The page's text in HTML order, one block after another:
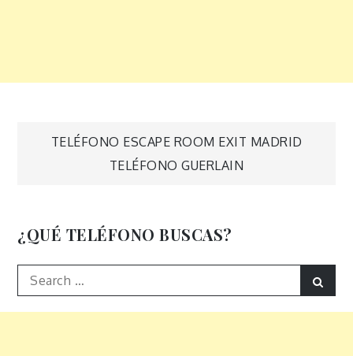
Navegación
entradas
TELÉFONO ESCAPE ROOM EXIT MADRID
TELÉFONO GUERLAIN
¿QUÉ TELÉFONO BUSCAS?
Search
for: